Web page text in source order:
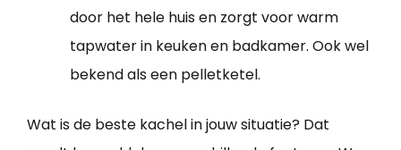
door het hele huis en zorgt voor warm
tapwater in keuken en badkamer. Ook wel
bekend als een pelletketel.
Wat is de beste kachel in jouw situatie? Dat